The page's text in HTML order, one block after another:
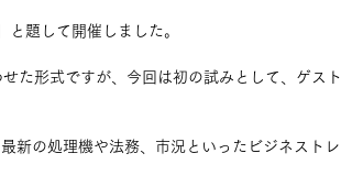
題して開催しました。
た形式ですが、今回は初の試みとして、ゲスト
新の処理機や法務、市況といったビジネストレ